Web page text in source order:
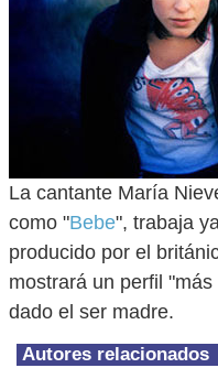
La cantante María
como "Bebe", trabaja
producido por el
mostrará un perfil
dado el ser madre.
Autores relacionados